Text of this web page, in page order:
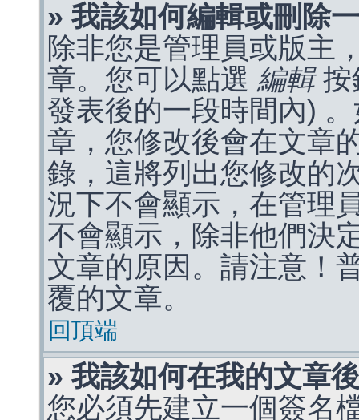
» 我該如何編輯或刪除
除非您是管理員或版主
章。您可以點選 編輯按
發表後的一段時間內)
章，您修改後會在文章
錄，這將列出您修改的
況下不會顯示，在管理
不會顯示，除非他們決
文章的原因。請注意！
覆的文章。
回頂端
» 我該如何在我的文章
您必須先建立一個簽名